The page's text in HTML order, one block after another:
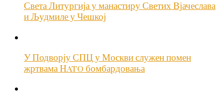
Света Литургија у манастиру Светих Вјачеслава
и Људмиле у Чешкој
У Подворју СПЦ у Москви служен помен
жртвама НATO бомбардовања